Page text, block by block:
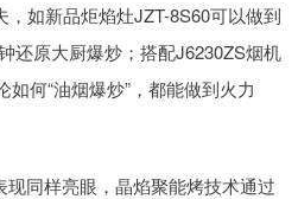
如新品炬焰灶JZT-8S60可以做到
还原大厨爆炒；搭配J6230ZS烟机
何“油烟爆炒”，都能做到火力
同样亮眼，晶焰聚能烤技术通过